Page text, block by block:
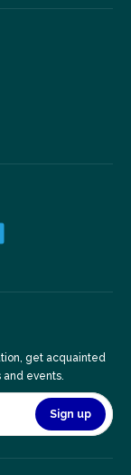
get acquainted
and events.
Sign up